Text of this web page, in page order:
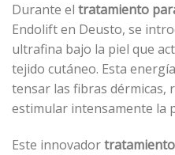
Durante el tratamiento
Endolift en Deusto, se
ultrafina bajo la piel que
tejido cutáneo. Esta
tensar las fibras dérmicas,
estimular intensamente la
Este innovador